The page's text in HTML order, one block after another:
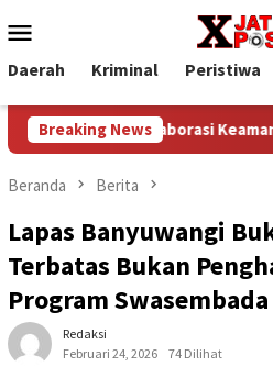
ke
kontenMobile
Daerah Kriminal Peristiwa
Breaking News
Kolaborasi Keamanan
Beranda Berita
Lapas Banyuwangi
Terbatas Bukan
Program
Redaksi
Februari 24, 2026
74 Dilihat